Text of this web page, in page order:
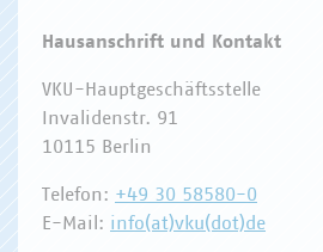
Hausanschrift und Kontakt
VKU-Hauptgeschäftsstelle
Invalidenstr. 91
10115 Berlin
Telefon: +49 30 58580-0
E-Mail: info(at)vku(dot)de